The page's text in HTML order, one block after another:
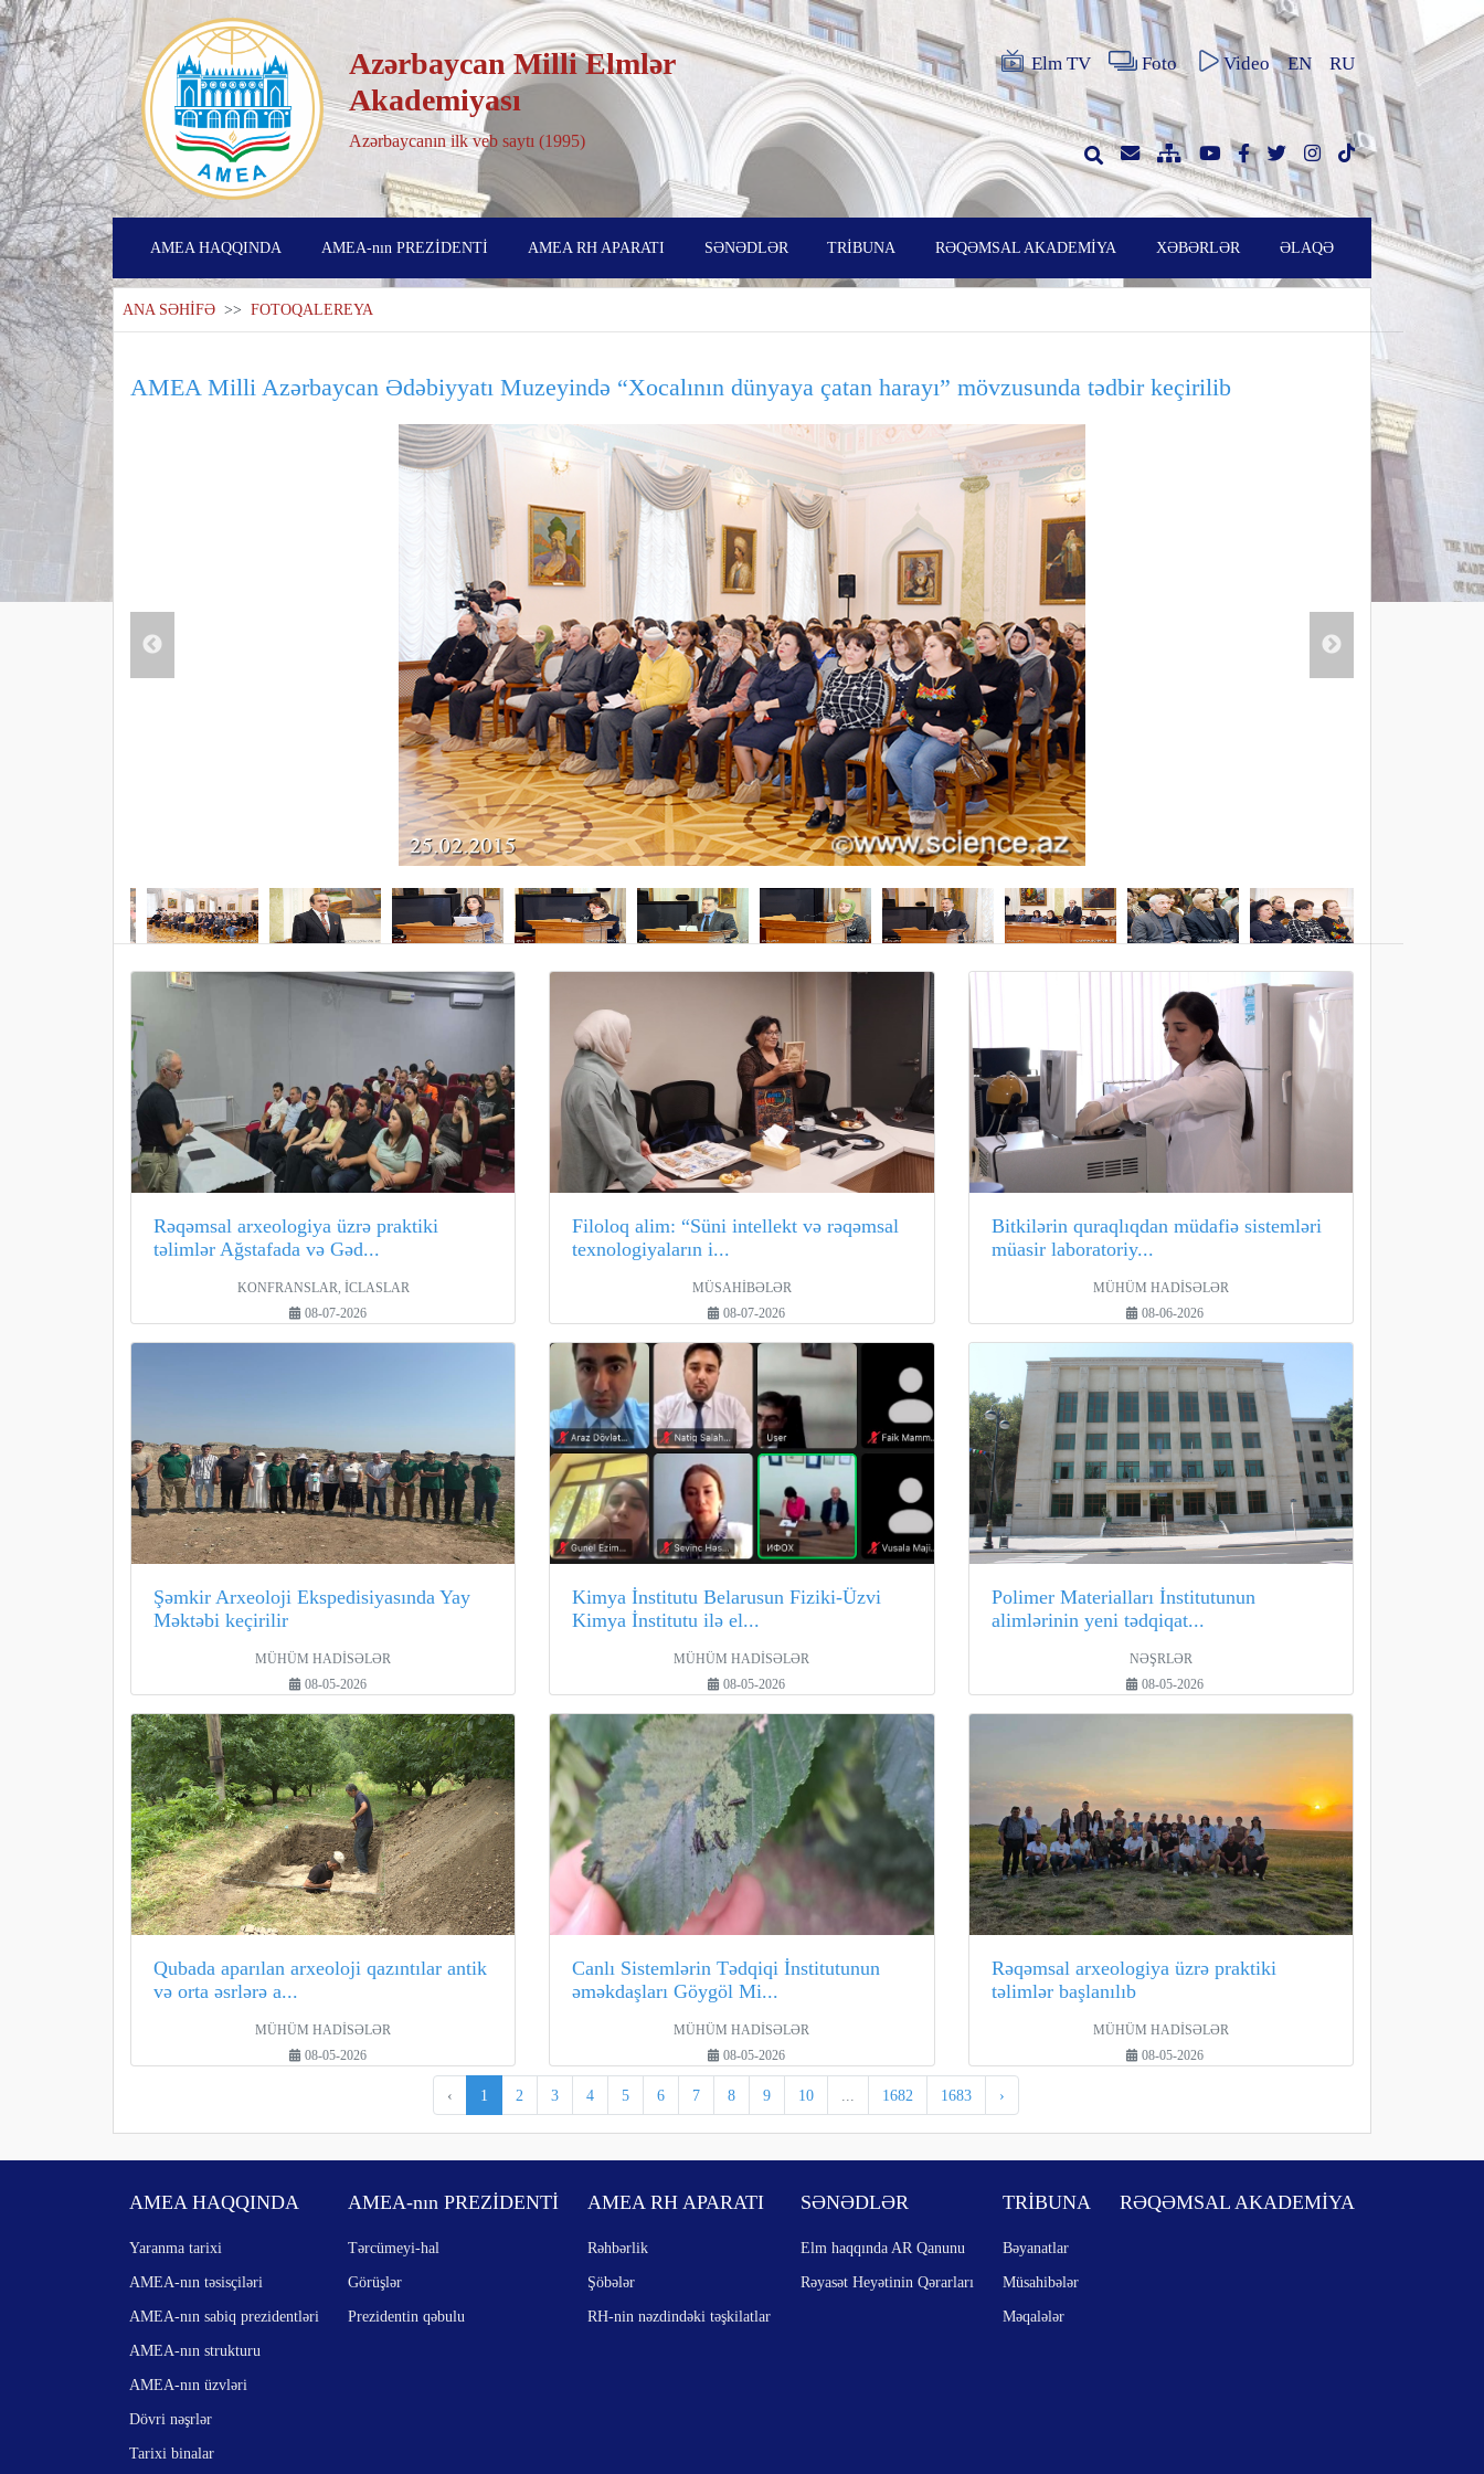
Azərbaycan Milli Elmlər
Akademiyası
Azərbaycanın ilk veb saytı (1995)
Elm TV Foto Video EN RU
AMEA HAQQINDA AMEA-nın PREZİDENTİ AMEA RH APARATI SƏNƏDLƏR TRİBUNA RƏQƏMSAL AKADEMİYA XƏBƏRLƏR ƏLAQƏ
ANA SƏHİFƏ >> FOTOQALEREYA
AMEA Milli Azərbaycan Ədəbiyyatı Muzeyində “Xocalının dünyaya çatan harayı” mövzusunda tədbir keçirilib
Rəqəmsal arxeologiya üzrə praktiki
təlimlər Ağstafada və Gəd...
KONFRANSLAR, İCLASLAR
08-07-2026
Filoloq alim: “Süni intellekt və rəqəmsal
texnologiyaların i...
MÜSAHİBƏLƏR
08-07-2026
Bitkilərin quraqlıqdan müdafiə sistemləri
müasir laboratoriy...
MÜHÜM HADİSƏLƏR
08-06-2026
Şəmkir Arxeoloji Ekspedisiyasında Yay
Məktəbi keçirilir
MÜHÜM HADİSƏLƏR
08-05-2026
Kimya İnstitutu Belarusun Fiziki-Üzvi
Kimya İnstitutu ilə el...
MÜHÜM HADİSƏLƏR
08-05-2026
Polimer Materialları İnstitutunun
alimlərinin yeni tədqiqat...
NƏŞRLƏR
08-05-2026
Qubada aparılan arxeoloji qazıntılar antik
və orta əsrlərə a...
MÜHÜM HADİSƏLƏR
08-05-2026
Canlı Sistemlərin Tədqiqi İnstitutunun
əməkdaşları Göygöl Mi...
MÜHÜM HADİSƏLƏR
08-05-2026
Rəqəmsal arxeologiya üzrə praktiki
təlimlər başlanılıb
MÜHÜM HADİSƏLƏR
08-05-2026
‹ 1 2 3 4 5 6 7 8 9 10 1682 1683 ›
AMEA HAQQINDA
Yaranma tarixi
AMEA-nın təsisçiləri
AMEA-nın sabiq prezidentləri
AMEA-nın strukturu
AMEA-nın üzvləri
Dövri nəşrlər
Tarixi binalar
AMEA-nın PREZİDENTİ
Tərcümeyi-hal
Görüşlər
Prezidentin qəbulu
AMEA RH APARATI
Rəhbərlik
Şöbələr
RH-nin nəzdindəki təşkilatlar
SƏNƏDLƏR
Elm haqqında AR Qanunu
Rəyasət Heyətinin Qərarları
TRİBUNA
Bəyanatlar
Müsahibələr
Məqalələr
RƏQƏMSAL AKADEMİYA